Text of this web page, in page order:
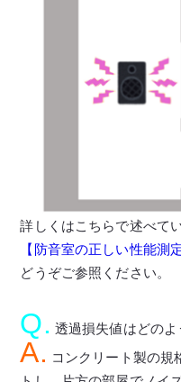
詳しくはこちらで述べてい
【防音室の正しい性能測定
どうぞご参照ください。
Q. 透過損失値はどの
A. コンクリート製の規